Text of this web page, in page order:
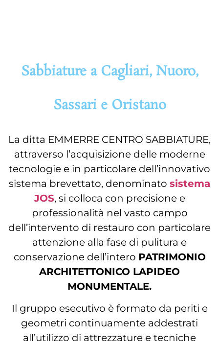
Sabbiature a Cagliari, Nuoro,
Sassari e Oristano
La ditta EMMERRE CENTRO SABBIATURE,
attraverso l’acquisizione delle moderne
tecnologie e in particolare dell’innovativo
sistema brevettato, denominato sistema
JOS, si colloca con precisione e
professionalità nel vasto campo
dell’intervento di restauro con particolare
attenzione alla fase di pulitura e
conservazione dell’intero PATRIMONIO
ARCHITETTONICO LAPIDEO
MONUMENTALE.
Il gruppo esecutivo è formato da periti e
geometri continuamente addestrati
all’utilizzo di attrezzature e tecniche